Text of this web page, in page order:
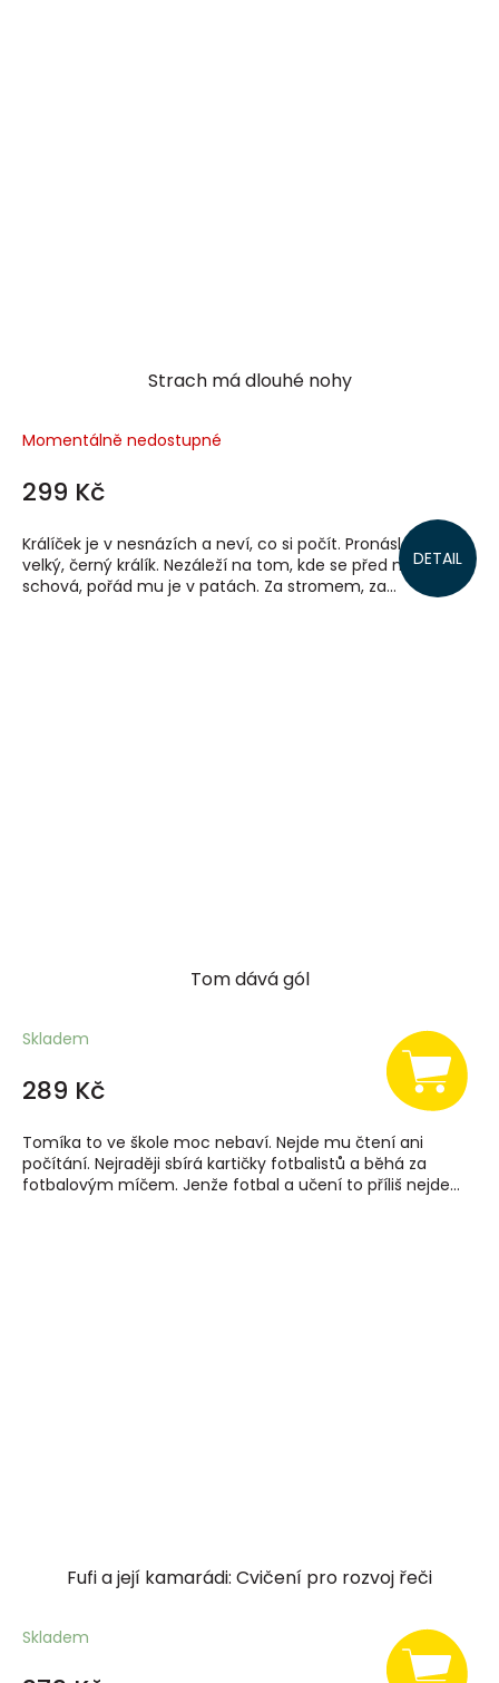
Strach má dlouhé nohy
Momentálně nedostupné
299 Kč
DETAIL
Králíček je v nesnázích a neví, co si počít. Pronásleduje ho
velký, černý králík. Nezáleží na tom, kde se před ním
schová, pořád mu je v patách. Za stromem, za...
Tom dává gól
Skladem
289 Kč
Tomíka to ve škole moc nebaví. Nejde mu čtení ani
počítání. Nejraději sbírá kartičky fotbalistů a běhá za
fotbalovým míčem. Jenže fotbal a učení to příliš nejde...
Fufi a její kamarádi: Cvičení pro rozvoj řeči
Skladem